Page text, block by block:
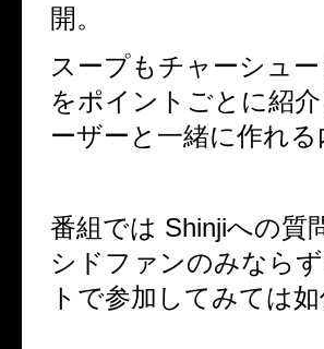
開。
スープもチャーシュ
をポイントごとに紹
ーザーと一緒に作れ
番組では Shinjiへの質
シドファンのみなら
トで参加してみては如